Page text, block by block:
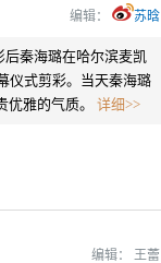
编辑： 苏晗
秦海璐在哈尔滨麦凯
仪式剪彩。当天秦海璐
优雅的气质。 详细>>
编辑： 王蕾